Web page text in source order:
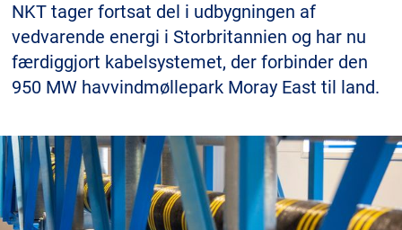
Om os
Bæredygtighed
Kontakt
MyNKT KarriereInvestorerMediecenter
NKT tager fortsat del i udbygningen af
vedvarende energi i Storbritannien og har nu
færdiggjort kabelsystemet, der forbinder den
950 MW havvindmøllepark Moray East til land.